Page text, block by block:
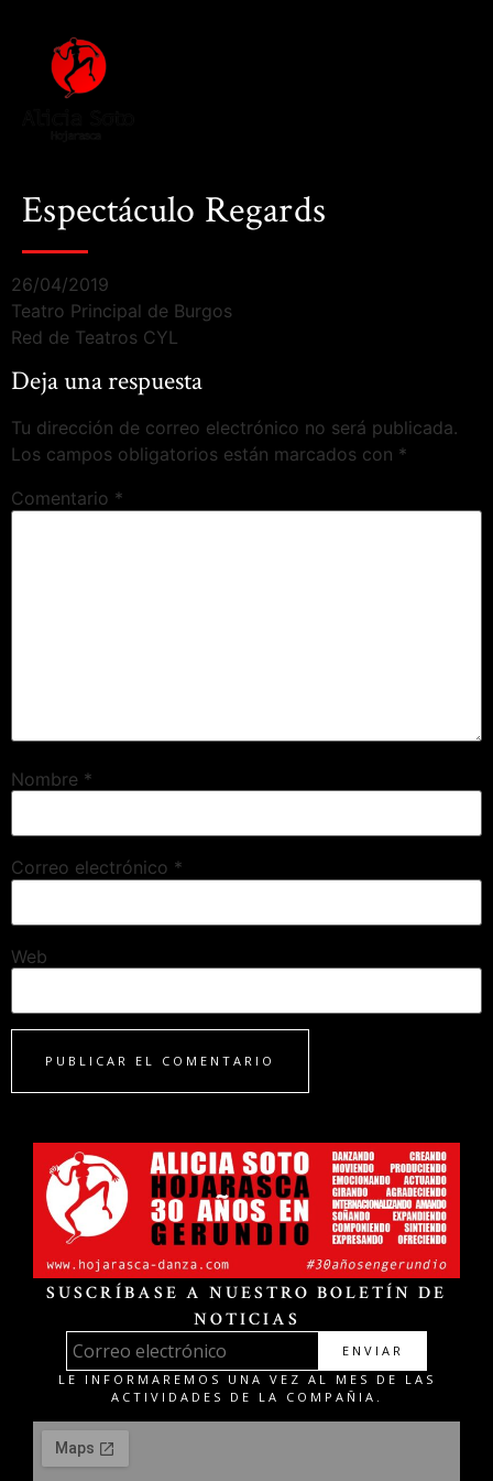
Espectáculo Regards
26/04/2019
Teatro Principal de Burgos
Red de Teatros CYL
Deja una respuesta
Tu dirección de correo electrónico no será publicada.
Los campos obligatorios están marcados con *
Comentario *
Nombre *
Correo electrónico *
Web
SUSCRÍBASE A NUESTRO BOLETÍN DE
NOTICIAS
ENVIAR
LE INFORMAREMOS UNA VEZ AL MES DE LAS
ACTIVIDADES DE LA COMPAÑIA.